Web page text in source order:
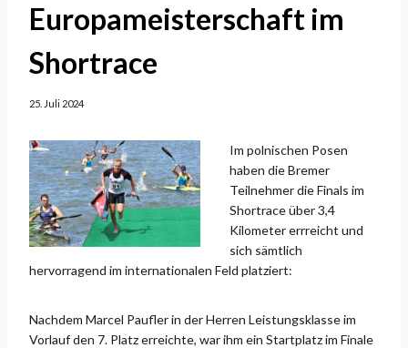
Europameisterschaft im
Shortrace
25. Juli 2024
Im polnischen Posen
haben die Bremer
Teilnehmer die Finals im
Shortrace über 3,4
Kilometer errreicht und
sich sämtlich
hervorragend im internationalen Feld platziert:
Nachdem Marcel Paufler in der Herren Leistungsklasse im
Vorlauf den 7. Platz erreichte, war ihm ein Startplatz im Finale